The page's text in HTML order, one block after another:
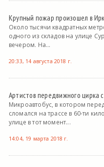
Крупный пожар произошел в
Около тысячи квадратных
одного из складов на улице
вечером. На...
20:33, 14 августа 2018 г.
Артистов передвижного цирка
Микроавтобус, в котором
сломался на трассе в 60-ти
улице в тот момент...
14:04, 19 марта 2018 г.